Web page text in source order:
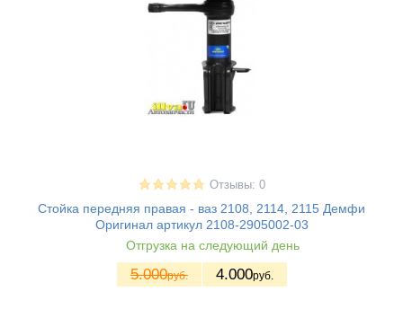
Отзывы: 0
Стойка передняя правая - ваз 2108, 2114, 2115 Демфи
Оригинал артикул 2108-2905002-03
Отгрузка на следующий день
5.000руб. 4.000руб.